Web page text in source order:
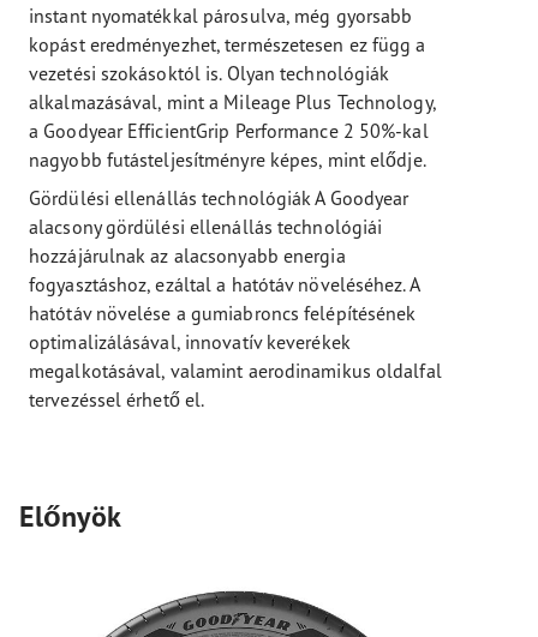
instant nyomatékkal párosulva, még gyorsabb
kopást eredményezhet, természetesen ez függ a
vezetési szokásoktól is. Olyan technológiák
alkalmazásával, mint a Mileage Plus Technology,
a Goodyear EfficientGrip Performance 2 50%-kal
nagyobb futásteljesítményre képes, mint elődje.
Gördülési ellenállás technológiák A Goodyear
alacsony gördülési ellenállás technológiái
hozzájárulnak az alacsonyabb energia
fogyasztáshoz, ezáltal a hatótáv növeléséhez. A
hatótáv növelése a gumiabroncs felépítésének
optimalizálásával, innovatív keverékek
megalkotásával, valamint aerodinamikus oldalfal
tervezéssel érhető el.
Előnyök